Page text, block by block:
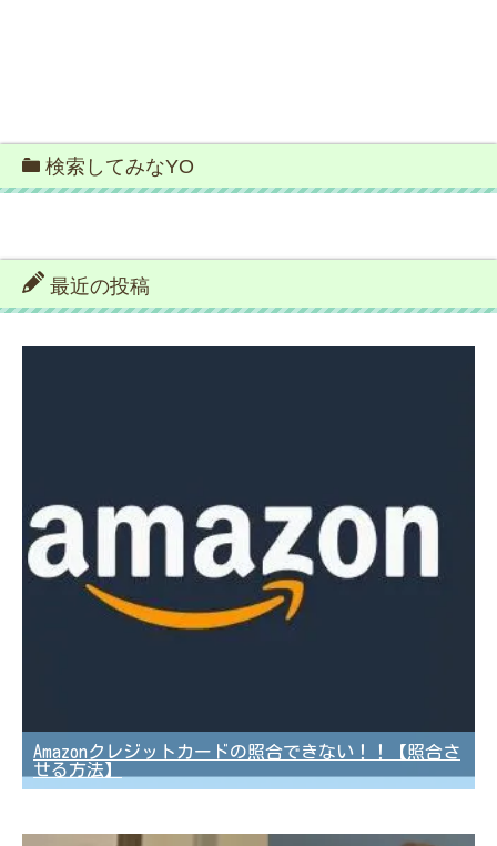
検索してみなYO
最近の投稿
Amazonクレジットカードの照合できない！！【照合さ
せる方法】